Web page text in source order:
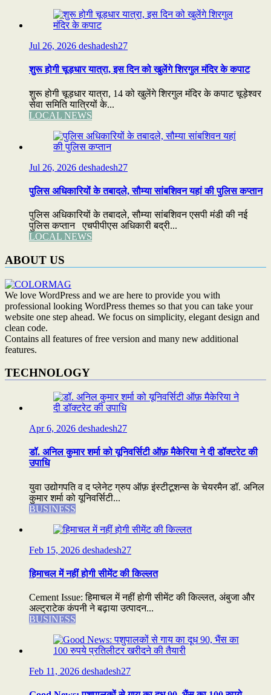
Jul 26, 2026 deshadesh27
शुरू होगी चूड़धार यात्रा, इस दिन को खुलेंगे शिरगुल मंदिर के कपाट
शुरू होगी चूड़धार यात्रा, 14 को खुलेंगे शिरगुल मंदिर के कपाट चूड़ेश्वर
सेवा समिति यात्रियों के...
LOCAL NEWS
Jul 26, 2026 deshadesh27
पुलिस अधिकारियों के तबादले, सौम्या सांबशिवन यहां की पुलिस कप्तान
पुलिस अधिकारियों के तबादले, सौम्या सांबशिवन एसपी मंडी की नई
पुलिस कप्तान एचपीपीएस अधिकारी बद्री...
LOCAL NEWS
ABOUT US
We love WordPress and we are here to provide you with
professional looking WordPress themes so that you can take your
website one step ahead. We focus on simplicity, elegant design and
clean code.
Contains all features of free version and many new additional
features.
TECHNOLOGY
Apr 6, 2026 deshadesh27
डॉ. अनिल कुमार शर्मा को यूनिवर्सिटी ऑफ़ मैकेरिया ने दी डॉक्टरेट की
उपाधि
युवा उद्योगपति व द प्लेनेट ग्रुप ऑफ़ इंस्टीटूशन्स के चेयरमैन डॉ. अनिल
कुमार शर्मा को यूनिवर्सिटी...
BUSINESS
Feb 15, 2026 deshadesh27
हिमाचल में नहीं होगी सीमेंट की किल्लत
Cement Issue: हिमाचल में नहीं होगी सीमेंट की किल्लत, अंबुजा और
अल्ट्राटेक कंपनी ने बढ़ाया उत्पादन...
BUSINESS
Feb 11, 2026 deshadesh27